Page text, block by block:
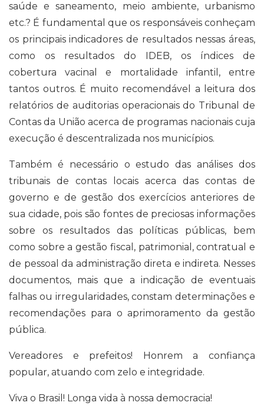
saúde e saneamento, meio ambiente, urbanismo
etc.? É fundamental que os responsáveis conheçam
os principais indicadores de resultados nessas áreas,
como os resultados do IDEB, os índices de
cobertura vacinal e mortalidade infantil, entre
tantos outros. É muito recomendável a leitura dos
relatórios de auditorias operacionais do Tribunal de
Contas da União acerca de programas nacionais cuja
execução é descentralizada nos municípios.
Também é necessário o estudo das análises dos
tribunais de contas locais acerca das contas de
governo e de gestão dos exercícios anteriores de
sua cidade, pois são fontes de preciosas informações
sobre os resultados das políticas públicas, bem
como sobre a gestão fiscal, patrimonial, contratual e
de pessoal da administração direta e indireta. Nesses
documentos, mais que a indicação de eventuais
falhas ou irregularidades, constam determinações e
recomendações para o aprimoramento da gestão
pública.
Vereadores e prefeitos! Honrem a confiança
popular, atuando com zelo e integridade.
Viva o Brasil! Longa vida à nossa democracia!